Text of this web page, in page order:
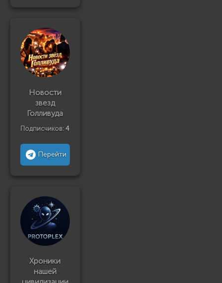
Новости
звезд
Голливуда
Подписчиков:4
Перейти
Хроники
нашей